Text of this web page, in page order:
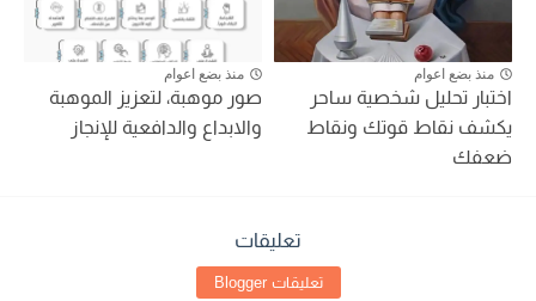
منذ بضع اعوام
اختبار تحليل شخصية ساحر
يكشف نقاط قوتك ونقاط
ضعفك
منذ بضع اعوام
صور موهبة، لتعزيز الموهبة
والابداع والدافعية للإنجاز
تعليقات
تعليقات Blogger